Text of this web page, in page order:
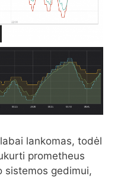
lankomas, todėl
prometheus
sistemos gedimui,